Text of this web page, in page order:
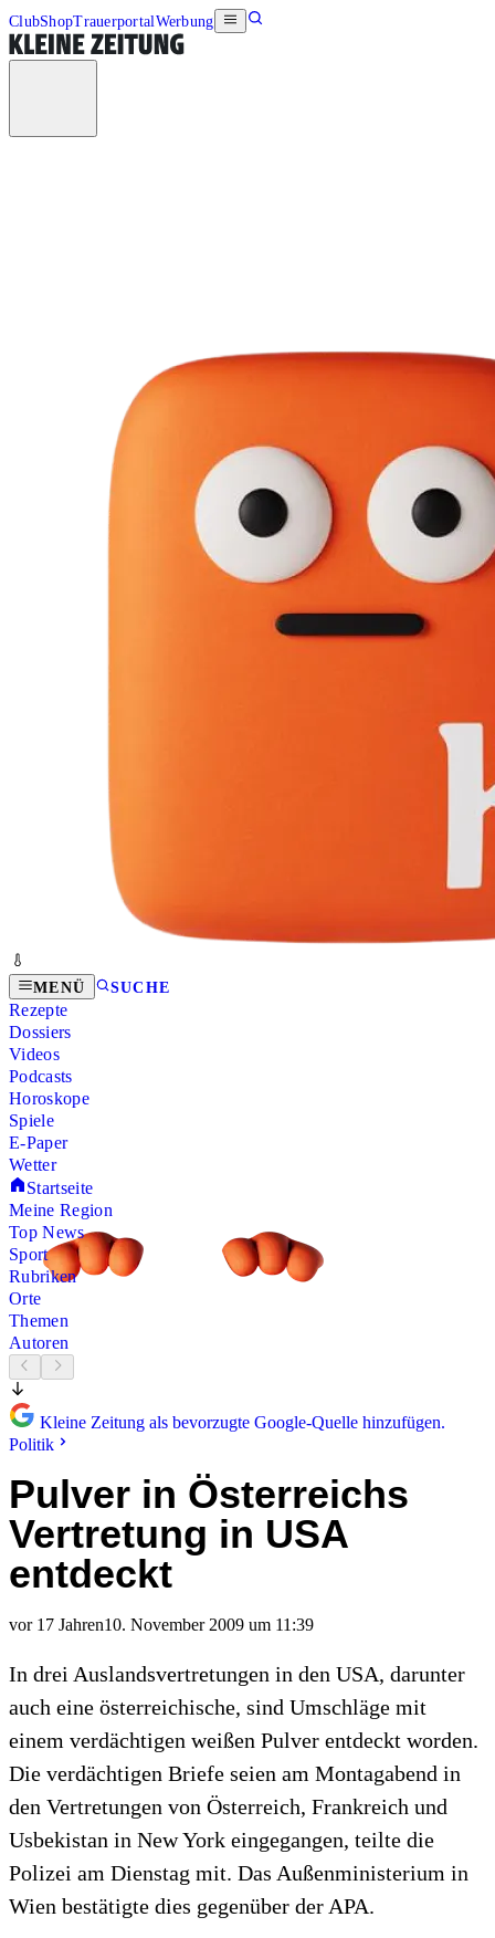
ClubShopTrauerportalWerbung
MENÜ SUCHE
Rezepte
Dossiers
Videos
Podcasts
Horoskope
Spiele
E-Paper
Wetter
Startseite
Meine Region
Top News
Sport
Rubriken
Orte
Themen
Autoren
Kleine Zeitung als bevorzugte Google-Quelle hinzufügen.
Politik
Pulver in Österreichs
Vertretung in USA
entdeckt
vor 17 Jahren10. November 2009 um 11:39
In drei Auslandsvertretungen in den USA, darunter
auch eine österreichische, sind Umschläge mit
einem verdächtigen weißen Pulver entdeckt worden.
Die verdächtigen Briefe seien am Montagabend in
den Vertretungen von Österreich, Frankreich und
Usbekistan in New York eingegangen, teilte die
Polizei am Dienstag mit. Das Außenministerium in
Wien bestätigte dies gegenüber der APA.